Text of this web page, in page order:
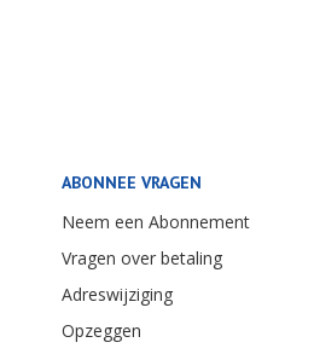
ABONNEE VRAGEN
Neem een Abonnement
Vragen over betaling
Adreswijziging
Opzeggen